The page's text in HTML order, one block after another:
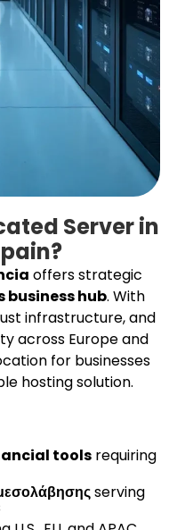
Server in
offers strategic
business hub. With
infrastructure, and
across Europe and
for businesses
hosting solution.
tools requiring
μεσολάβησηςserving